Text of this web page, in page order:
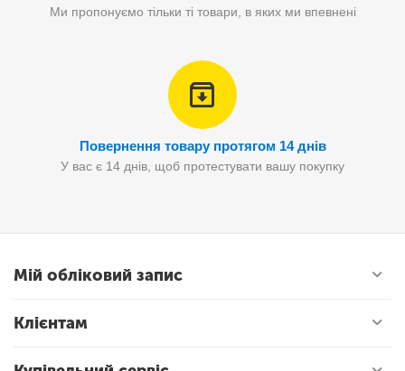
Ми пропонуємо тільки ті товари, в яких ми впевнені
Повернення товару протягом 14 днів
У вас є 14 днів, щоб протестувати вашу покупку
Мій обліковий запис
Клієнтам